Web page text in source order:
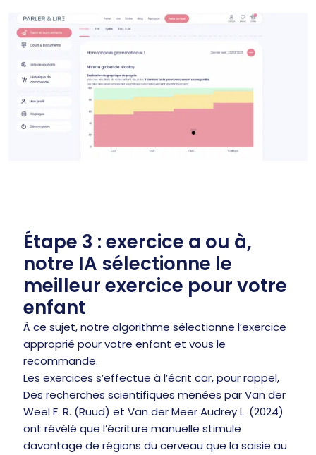
Étape 3 : exercice a ou à,
notre IA sélectionne le
meilleur exercice pour votre
enfant
À ce sujet, notre algorithme sélectionne l’exercice
approprié pour votre enfant et vous le
recommande.
Les exercices s’effectue à l’écrit car, pour rappel,
Des recherches scientifiques menées par Van der
Weel F. R. (Ruud) et Van der Meer Audrey L. (2024)
ont révélé que l’écriture manuelle stimule
davantage de régions du cerveau que la saisie au